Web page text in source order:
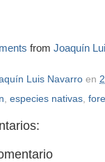
from Joaquín
Luis Navarro en
especies nativas